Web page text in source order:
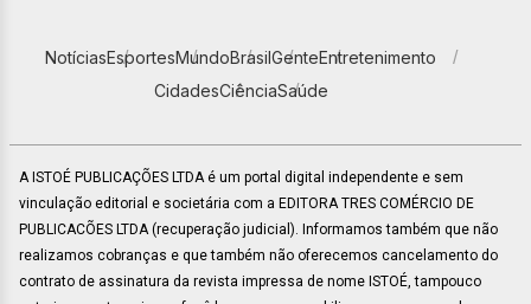
NotíciasEsportesMundoBrasilGenteEntretenimento
CidadesCiênciaSaúde
A ISTOÉ PUBLICAÇÕES LTDA é um portal digital independente e sem
vinculação editorial e societária com a EDITORA TRES COMÉRCIO DE
PUBLICACÕES LTDA (recuperação judicial). Informamos também que não
realizamos cobranças e que também não oferecemos cancelamento do
contrato de assinatura da revista impressa de nome ISTOÉ, tampouco